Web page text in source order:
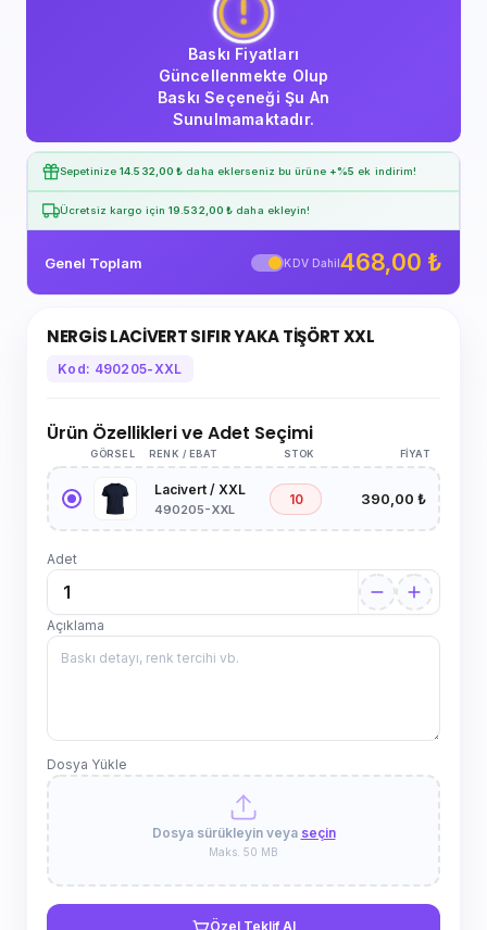
Baskı Fiyatları
Güncellenmekte Olup
Baskı Seçeneği Şu An
Sunulmamaktadır.
Sepetinize14.532,00 ₺ daha eklerseniz bu ürüne +%5 ek indirim!
Ücretsiz kargo için 19.532,00 ₺ daha ekleyin!
Genel Toplam KDV Dahil468,00 ₺
NERGİS LACİVERT SIFIR YAKA TİŞÖRT XXL
Kod: 490205-XXL
Ürün Özellikleri ve Adet Seçimi
GÖRSEL RENK / EBAT STOK FIYAT
Lacivert / XXL
490205-XXL
10 390,00 ₺
Adet
Açıklama
Dosya Yükle
Dosya sürükleyin veya seçin
Maks. 50 MB
Özel Teklif Al